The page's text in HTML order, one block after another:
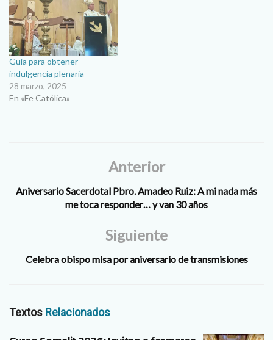
Guía para obtener
indulgencia plenaria
28 marzo, 2025
En «Fe Católica»
Anterior
Aniversario Sacerdotal Pbro. Amadeo Ruiz: A mi nada más
me toca responder… y van 30 años
Siguiente
Celebra obispo misa por aniversario de transmisiones
Textos Relacionados